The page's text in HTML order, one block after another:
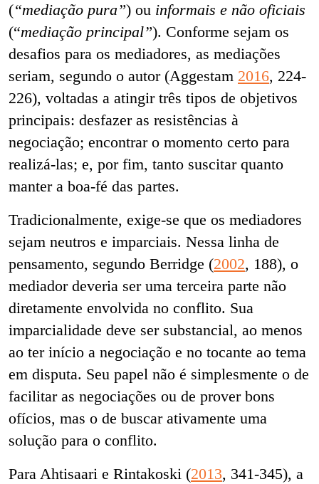
(“mediação pura”) ou informais e não oficiais
(“mediação principal”). Conforme sejam os
desafios para os mediadores, as mediações
seriam, segundo o autor (Aggestam 2016, 224-
226), voltadas a atingir três tipos de objetivos
principais: desfazer as resistências à
negociação; encontrar o momento certo para
realizá-las; e, por fim, tanto suscitar quanto
manter a boa-fé das partes.
Tradicionalmente, exige-se que os mediadores
sejam neutros e imparciais. Nessa linha de
pensamento, segundo Berridge (2002, 188), o
mediador deveria ser uma terceira parte não
diretamente envolvida no conflito. Sua
imparcialidade deve ser substancial, ao menos
ao ter início a negociação e no tocante ao tema
em disputa. Seu papel não é simplesmente o de
facilitar as negociações ou de prover bons
ofícios, mas o de buscar ativamente uma
solução para o conflito.
Para Ahtisaari e Rintakoski (2013, 341-345), a